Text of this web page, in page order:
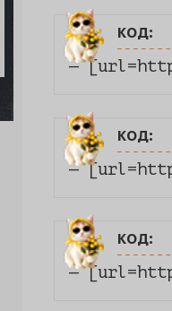
код:
—
код:
—
код:
—